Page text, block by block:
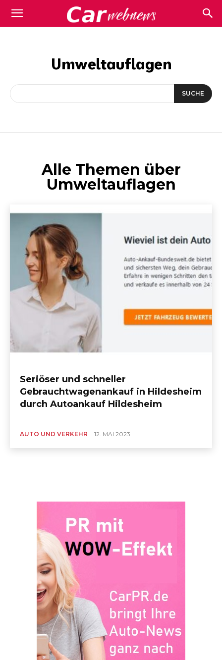
Carwebnews.com
Umweltauflagen
SUCHE
Alle Themen über
Umweltauflagen
Seriöser und schneller
Gebrauchtwagenankauf in Hildesheim
durch Autoankauf Hildesheim
AUTO UND VERKEHR 12. MAI 2023